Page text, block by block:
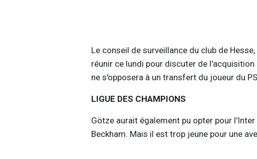
Le conseil de surveillance du club de
réunir ce lundi pour discuter de
ne s'opposera à un transfert du joueur du
LIGUE DES CHAMPIONS
Götze aurait également pu opter pour
Beckham. Mais il est trop jeune pour une